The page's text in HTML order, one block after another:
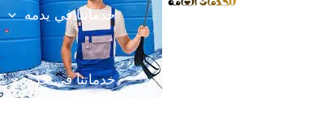
خدماتنا في يدمه
خدماتنا في جدة